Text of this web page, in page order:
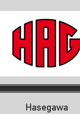
Hasegawa